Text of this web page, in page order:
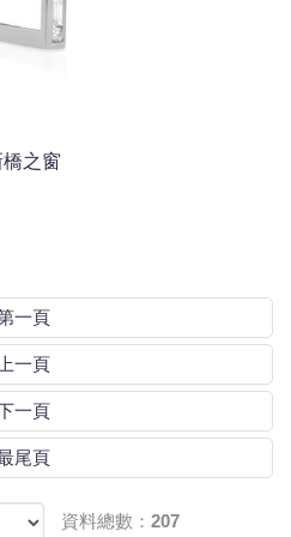
橋之窗
一頁
上一頁
一頁
尾頁
資料總數：207